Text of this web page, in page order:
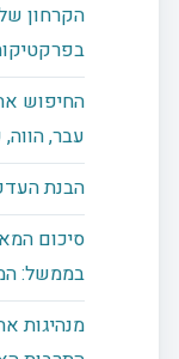
הקרחון
החיפוש
עבר,
הבנת
סיכום
בממשל:
מנהיגות